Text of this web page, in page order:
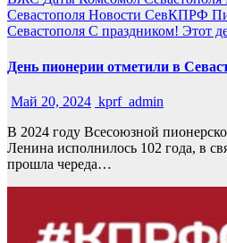
Севастополя Новости СевКПРФ
Севастополя С праздником! Этот
День пионерии отметили в
Май 20, 2024 kprf_admin
В 2024 году Всесоюзной
Ленина исполнилось 102 года, в
прошла череда…